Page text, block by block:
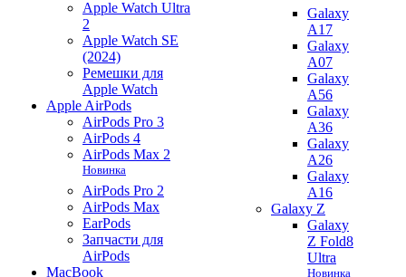
Apple Watch Ultra
2
Apple Watch SE
(2024)
Ремешки для
Apple Watch
Apple AirPods
AirPods Pro 3
AirPods 4
AirPods Max 2
Новинка
AirPods Pro 2
AirPods Max
EarPods
Запчасти для
AirPods
MacBook
Galaxy
A17
Galaxy
A07
Galaxy
A56
Galaxy
A36
Galaxy
A26
Galaxy
A16
Galaxy Z
Galaxy
Z Fold8
Ultra
Новинка